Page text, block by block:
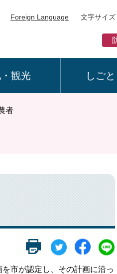
Foreign Language 文字サイズ
観光 しご
者
市が認定し、その計画に沿っ